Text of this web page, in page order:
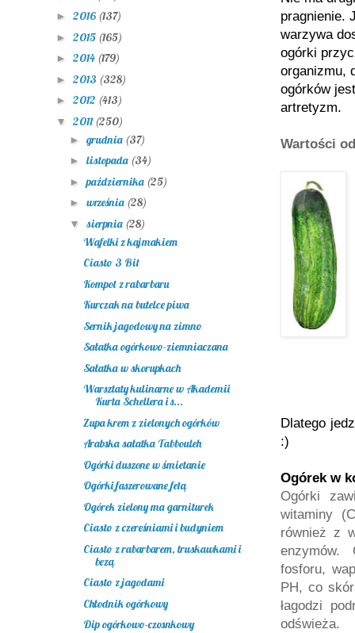
pragnienie.
warzywa
ogórki
organizmu,
ogórków
artretyzm.
Wartości
Dlatego
:)
Ogórek w
Ogórki
witaminy
również z
enzymów.
fosforu,
PH, co
łagodzi
odświeża.
► 2016 (137)
► 2015 (165)
► 2014 (179)
► 2013 (328)
► 2012 (413)
▼ 2011 (250)
► grudnia (37)
► listopada (34)
►października (25)
► września (28)
▼ sierpnia (28)
Wafelki z kajmakiem
Ciasto 3 Bit
Kompot z rabarbaru
Kurczak na butelce piwa
Sernik jagodowy na zimno
Sałatka ogórkowo-ziemniaczana
Sałatka w skorupkach
Warsztaty kulinarne w Akademii
Kurta Schellera i s...
Zupa krem z zielonych ogórków
Arabska sałatka Tabbouleh
Ogórki duszone w śmietanie
Ogórki faszerowane fetą
Ogórek zielony ma garniturek
Ciasto z czereśniami i budyniem
Ciasto z rabarbarem, truskawkami i
bezą
Ciasto z jagodami
Chłodnik ogórkowy
Dip ogórkowo-czosnkowy